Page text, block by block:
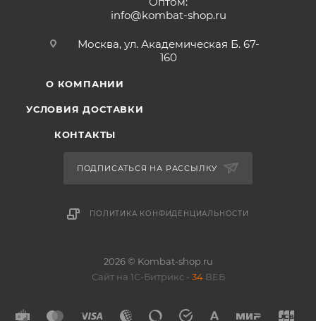
info@kombat-shop.ru
Москва, ул. Академическая Б. 67-
160
О КОМПАНИИ
УСЛОВИЯ ДОСТАВКИ
КОНТАКТЫ
ПОДПИСАТЬСЯ НА РАССЫЛКУ
ПОЛИТИКА КОНФИДЕНЦИАЛЬНОСТИ
2026 © Kombat-shop.ru
Сайт на 1С-Битрикс - 34 ВЕБ